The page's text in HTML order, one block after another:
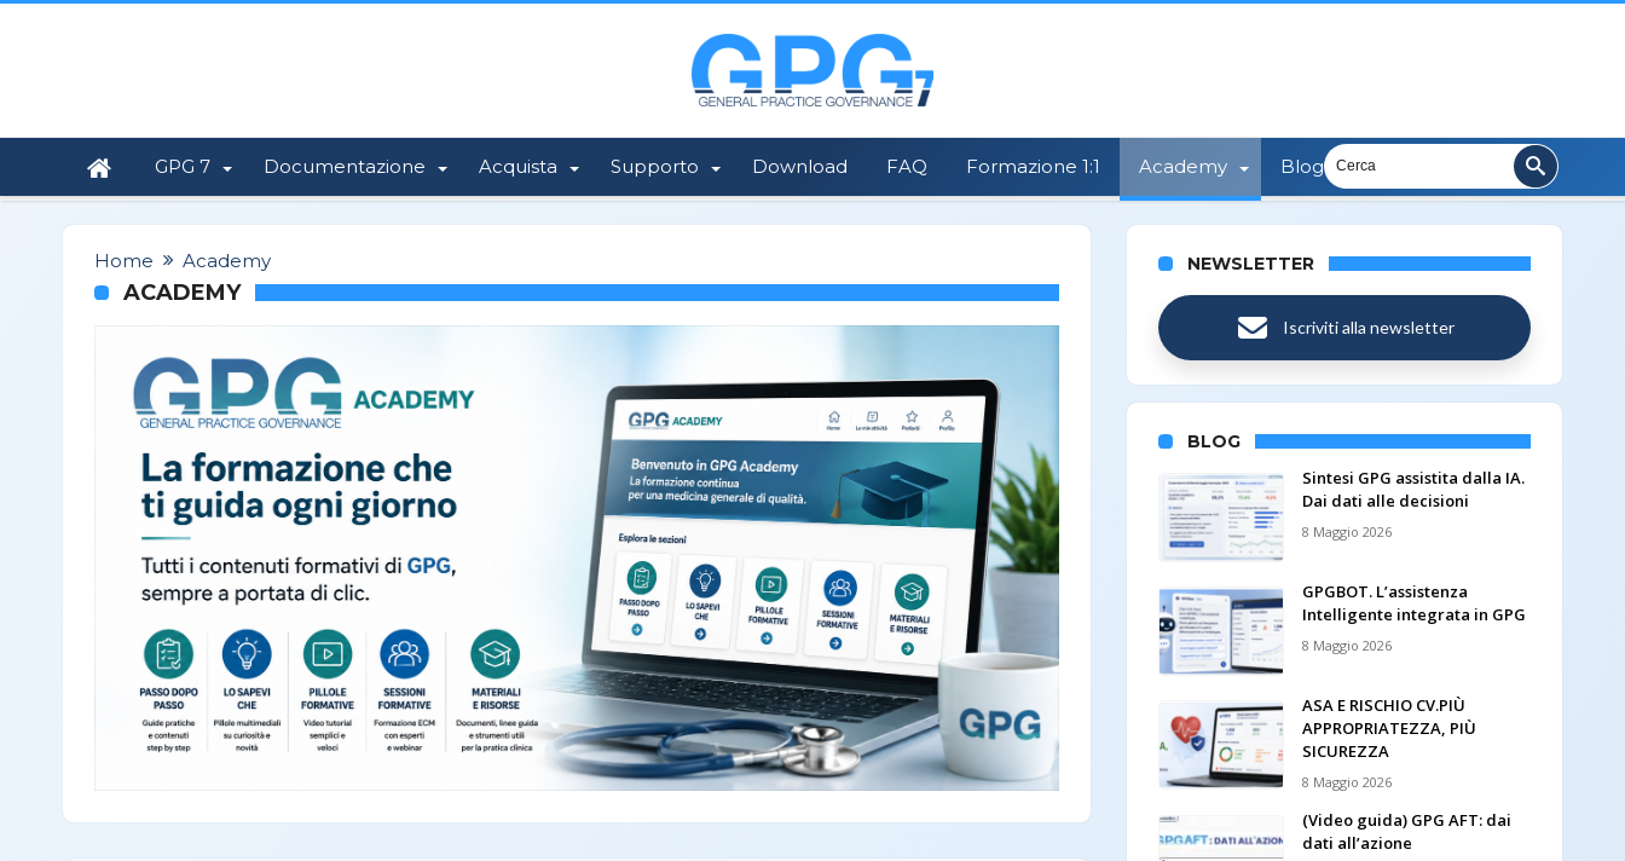
GPG 7 Documentazione Acquista Supporto Download FAQ Formazione 1:1 Academy Blog
Home Academy
ACADEMY
NEWSLETTER
Iscriviti alla newsletter
BLOG
Sintesi GPG assistita dalla IA.
Dai dati alle decisioni
8 Maggio 2026
GPGBOT. L’assistenza
Intelligente integrata in GPG
8 Maggio 2026
ASA E RISCHIO CV.PIÙ
APPROPRIATEZZA, PIÙ
SICUREZZA
8 Maggio 2026
(Video guida) GPG AFT: dai
dati all’azione